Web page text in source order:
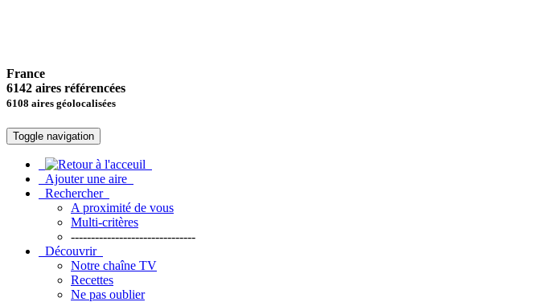
France
6142 aires référencées
6108 aires géolocalisées
Toggle navigation
Ajouter une aire
Rechercher
A proximité de vous
Multi-critères
-------------------------------
Découvrir
Notre chaîne TV
Recettes
Ne pas oublier